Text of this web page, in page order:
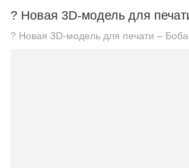
? Новая 3D-модель для
? Новая 3D-модель для печати – Боба